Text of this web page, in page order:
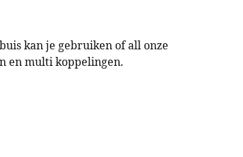
kan je gebruiken of all onze
en multi koppelingen.